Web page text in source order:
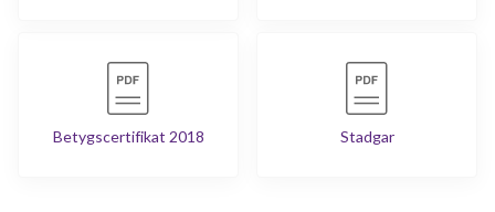
Betygscertifikat 2018 Stadgar